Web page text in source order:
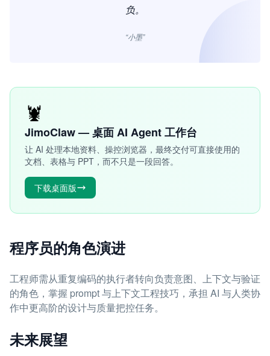
负。
“小墨”
🦞
JimoClaw — 桌面 AI Agent 工作台
让 AI 处理本地资料、操控浏览器，最终交付可直接使用的
文档、表格与 PPT，而不只是一段回答。
下载桌面版
程序员的角色演进
工程师需从重复编码的执行者转向负责意图、上下文与验证
的角色，掌握 prompt 与上下文工程技巧，承担 AI 与人类协
作中更高阶的设计与质量把控任务。
未来展望